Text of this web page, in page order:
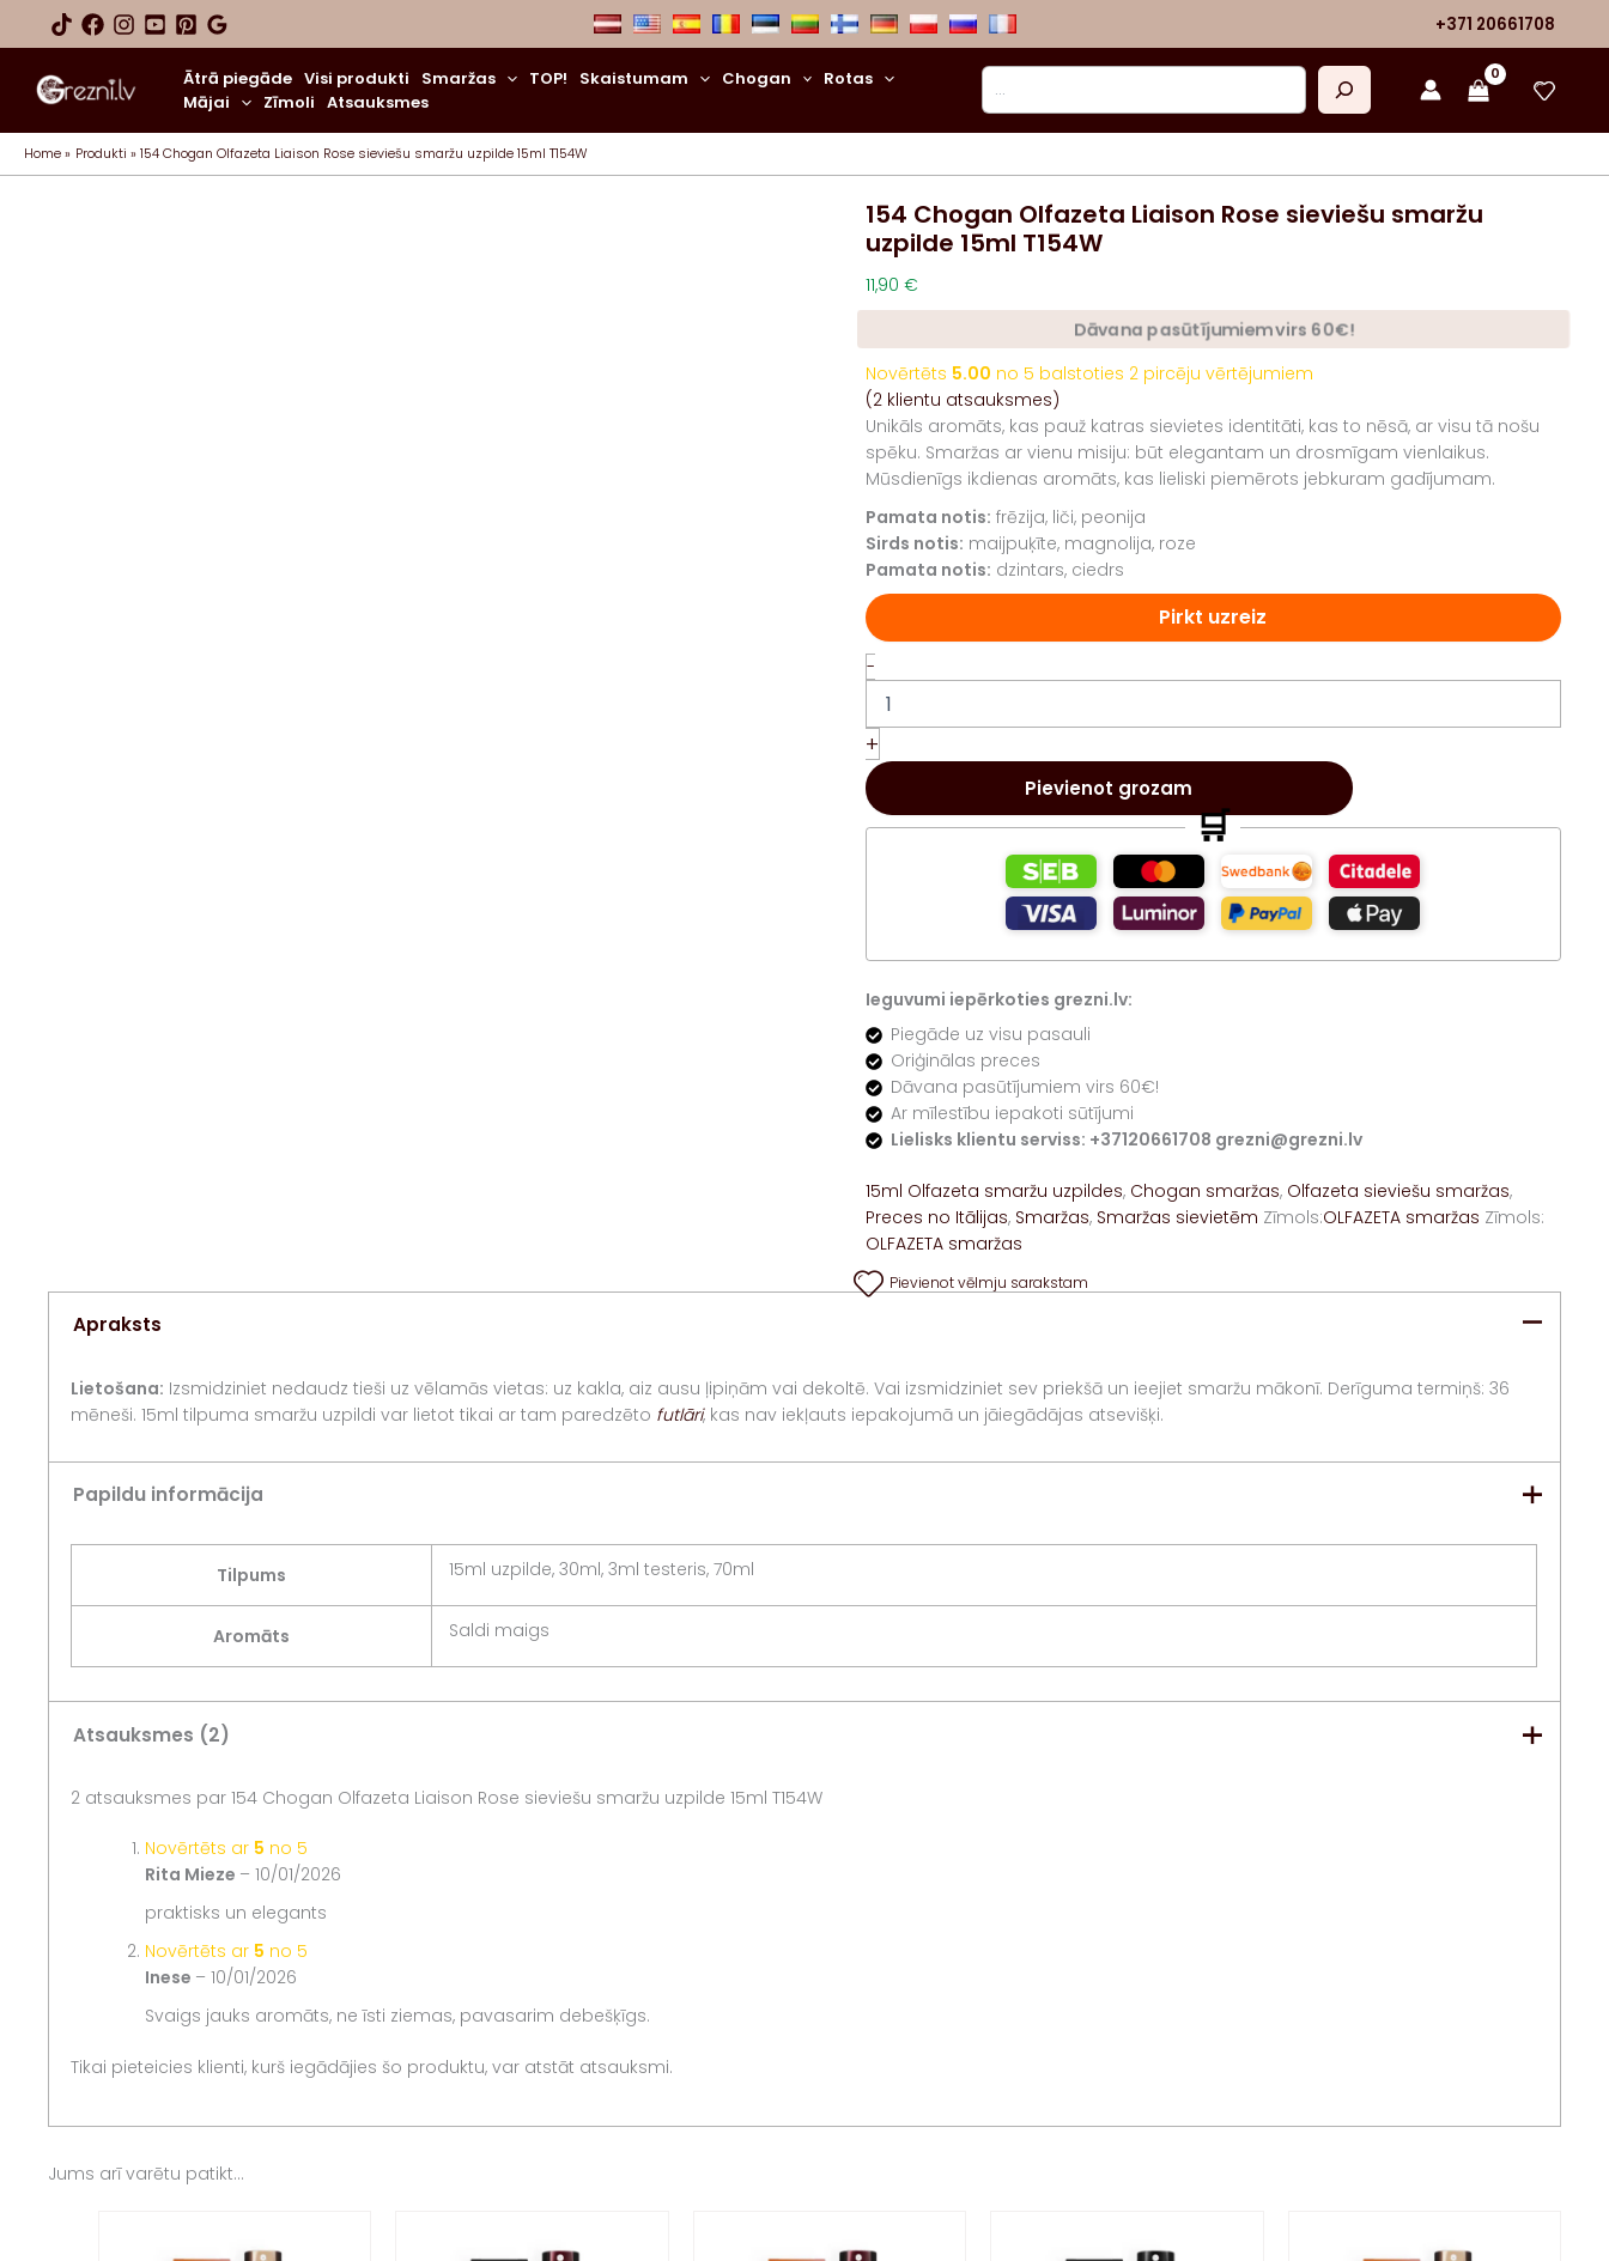
+371 20661708
Ātrā piegāde Visi produkti Smaržas TOP! Skaistumam Chogan
Rotas
Mājai
Zīmoli Atsauksmes
Meklēt
Home Produkti 154 Chogan Olfazeta Liaison Rose sieviešu smaržu uzpilde 15ml T154W
154 Chogan Olfazeta Liaison Rose sieviešu smaržu
uzpilde 15ml T154W
11,90 €
Dāvana pasūtījumiem virs 60€!
Novērtēts 5.00 no 5 balstoties 2pircēju vērtējumiem
(2klientu atsauksmes)
Unikāls aromāts, kas pauž katras sievietes identitāti, kas to nēsā, ar visu tā nošu
spēku. Smaržas ar vienu misiju: ​​būt elegantam un drosmīgam vienlaikus.
Mūsdienīgs ikdienas aromāts, kas lieliski piemērots jebkuram gadījumam.
Pamata notis: frēzija, liči, peonija
Sirds notis: maijpuķīte, magnolija, roze
Pamata notis: dzintars, ciedrs
Pirkt uzreiz
-154
Chogan
Olfazeta
Liaison
Rose
smaržu
uzpilde
+
Pievienot grozam
🛒
Ieguvumi iepērkoties grezni.lv:
Piegāde uz visu pasauli
Oriģinālas preces
Dāvana pasūtījumiem virs 60€!
Ar mīlestību iepakoti sūtījumi
Lielisks klientu serviss: +37120661708 grezni@grezni.lv
15ml Olfazeta smaržu uzpildes, Chogan smaržas, Olfazeta sieviešu smaržas,
Preces no Itālijas, Smaržas, Smaržas sievietēm Zīmols:OLFAZETA smaržas Zīmols:
OLFAZETA smaržas
Pievienot vēlmju sarakstam
Apraksts
Lietošana: Izsmidziniet nedaudz tieši uz vēlamās vietas: uz kakla, aiz ausu ļipiņām vai dekoltē. Vai izsmidziniet sev priekšā un ieejiet smaržu mākonī. Derīguma termiņš: 36
mēneši. 15ml tilpuma smaržu uzpildi var lietot tikai ar tam paredzēto futlāri, kas nav iekļauts iepakojumā un jāiegādājas atsevišķi.
Papildu informācija
Tilpums 15ml uzpilde, 30ml, 3ml testeris, 70ml
Aromāts Saldi maigs
Atsauksmes (2)
2 atsauksmes par154 Chogan Olfazeta Liaison Rose sieviešu smaržu uzpilde 15ml T154W
Novērtēts ar 5 no 5
Rita Mieze – 10/01/2026
praktisks un elegants
Novērtēts ar 5 no 5
Inese – 10/01/2026
Svaigs jauks aromāts, ne īsti ziemas, pavasarim debešķīgs.
Tikai pieteicies klienti, kurš iegādājies šo produktu, var atstāt atsauksmi.
Jums arī varētu patikt…